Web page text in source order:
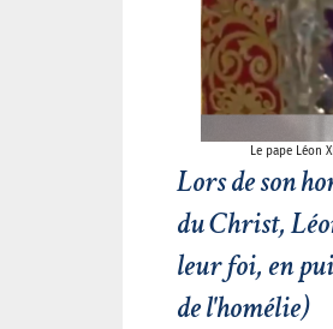
Le pape Léon
Lors de son
du Christ,
leur foi, en
de l'homélie)